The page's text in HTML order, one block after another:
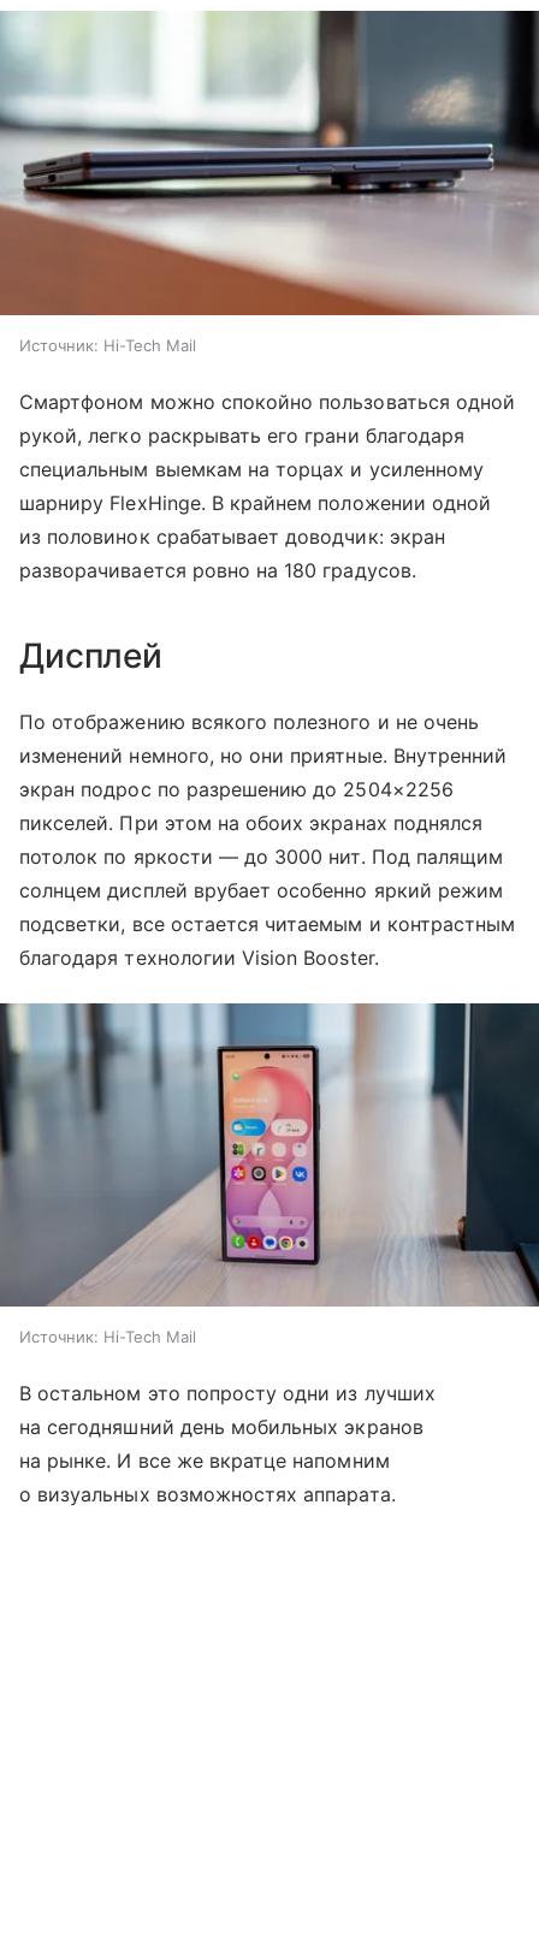
Источник: Hi-Tech Mail
Смартфоном можно спокойно пользоваться одной
рукой, легко раскрывать его грани благодаря
специальным выемкам на торцах и усиленному
шарниру FlexHinge. В крайнем положении одной
из половинок срабатывает доводчик: экран
разворачивается ровно на 180 градусов.
Дисплей
По отображению всякого полезного и не очень
изменений немного, но они приятные. Внутренний
экран подрос по разрешению до 2504×2256
пикселей. При этом на обоих экранах поднялся
потолок по яркости — до 3000 нит. Под палящим
солнцем дисплей врубает особенно яркий режим
подсветки, все остается читаемым и контрастным
благодаря технологии Vision Booster.
Источник: Hi-Tech Mail
В остальном это попросту одни из лучших
на сегодняшний день мобильных экранов
на рынке. И все же вкратце напомним
о визуальных возможностях аппарата.